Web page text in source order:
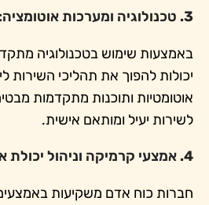
3. טכנולוגיה ומערכות אוטומציה:
באמצעות שימוש בטכנולוגיה
יכולות להפוך את תהליכי השירות
אוטומטיות ותוכנות מתקדמות
לשירות יעיל ומותאם אישית.
4. אמצעי קרמיקה וניהול יכולת
חברות כוח אדם משקיעות באמצעים